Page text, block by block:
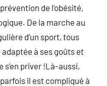
de l’obésité,
De la marche au
d’un sport, tous
à ses goûts et
s’en priver !Là-aussi,
il est compliqué à